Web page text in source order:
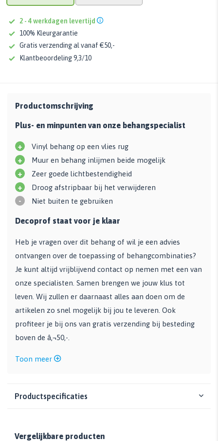
2 - 4 werkdagen levertijd
100% Kleurgarantie
Gratis verzending al vanaf €50,-
Klantbeoordeling 9,3/10
Productomschrijving
Plus- en minpunten van onze behangspecialist
+ Vinyl behang op een vlies rug
+ Muur en behang inlijmen beide mogelijk
+ Zeer goede lichtbestendigheid
+ Droog afstripbaar bij het verwijderen
- Niet buiten te gebruiken
Decoprof staat voor je klaar
Heb je vragen over dit behang of wil je een advies
ontvangen over de toepassing of behangcombinaties?
Je kunt altijd vrijblijvend contact op nemen met een van
onze specialisten. Samen brengen we jouw klus tot
leven. Wij zullen er daarnaast alles aan doen om de
artikelen zo snel mogelijk bij jou te leveren. Ook
profiteer je bij ons van gratis verzending bij besteding
boven de â‚¬50,-.
Toon meer
Productspecificaties
Vergelijkbare producten